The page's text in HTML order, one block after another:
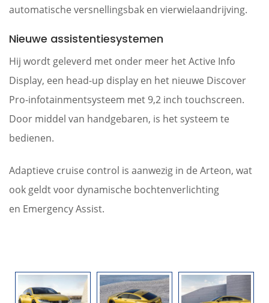
automatische versnellingsbak en vierwielaandrijving.
Nieuwe assistentiesystemen
Hij wordt geleverd met onder meer het Active Info
Display, een head-up display en het nieuwe Discover
Pro-infotainmentsysteem met 9,2 inch touchscreen.
Door middel van handgebaren, is het systeem te
bedienen.
Adaptieve cruise control is aanwezig in de Arteon, wat
ook geldt voor dynamische bochtenverlichting
en Emergency Assist.